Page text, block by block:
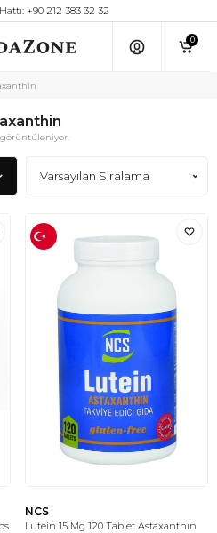
+90 212 383 32 32
0
NCS
Lutein 15 Mg 120 Tablet Astaxanthın